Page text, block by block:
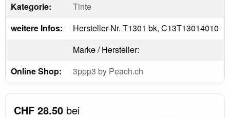
Kategorie:
Tinte
weitere Infos:
Hersteller-Nr. T1301 bk, C13T13014010
Marke / Hersteller:
Online Shop:
3ppp3 by Peach.ch
CHF 28.50 bei